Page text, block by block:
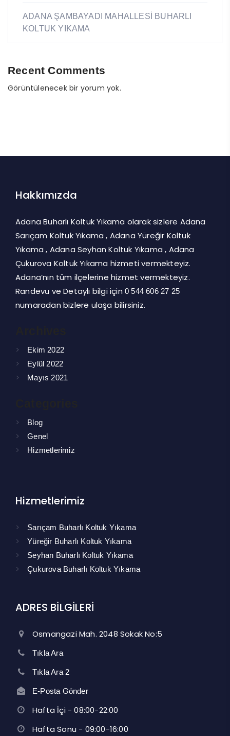
ADANA ŞAMBAYADI MAHALLESİ BUHARLI
KOLTUK YIKAMA
Recent Comments
Görüntülenecek bir yorum yok.
Hakkımızda
Adana Buharlı Koltuk Yıkama olarak sizlere Adana
Sarıçam Koltuk Yıkama , Adana Yüreğir Koltuk
Yıkama , Adana Seyhan Koltuk Yıkama , Adana
Çukurova Koltuk Yıkama hizmeti vermekteyiz.
Adana’nın tüm ilçelerine hizmet vermekteyiz.
Randevu ve Detaylı bilgi için 0 544 606 27 25
numaradan bizlere ulaşa bilirsiniz.
Ekim 2022
Eylül 2022
Mayıs 2021
Blog
Genel
Hizmetlerimiz
Hizmetlerimiz
Sarıçam Buharlı Koltuk Yıkama
Yüreğir Buharlı Koltuk Yıkama
Seyhan Buharlı Koltuk Yıkama
Çukurova Buharlı Koltuk Yıkama
ADRES BİLGİLERİ
Osmangazi Mah. 2048 Sokak No:5
Tıkla Ara
Tıkla Ara 2
E-Posta Gönder
Hafta İçi - 08:00-22:00
Hafta Sonu - 09:00-16:00